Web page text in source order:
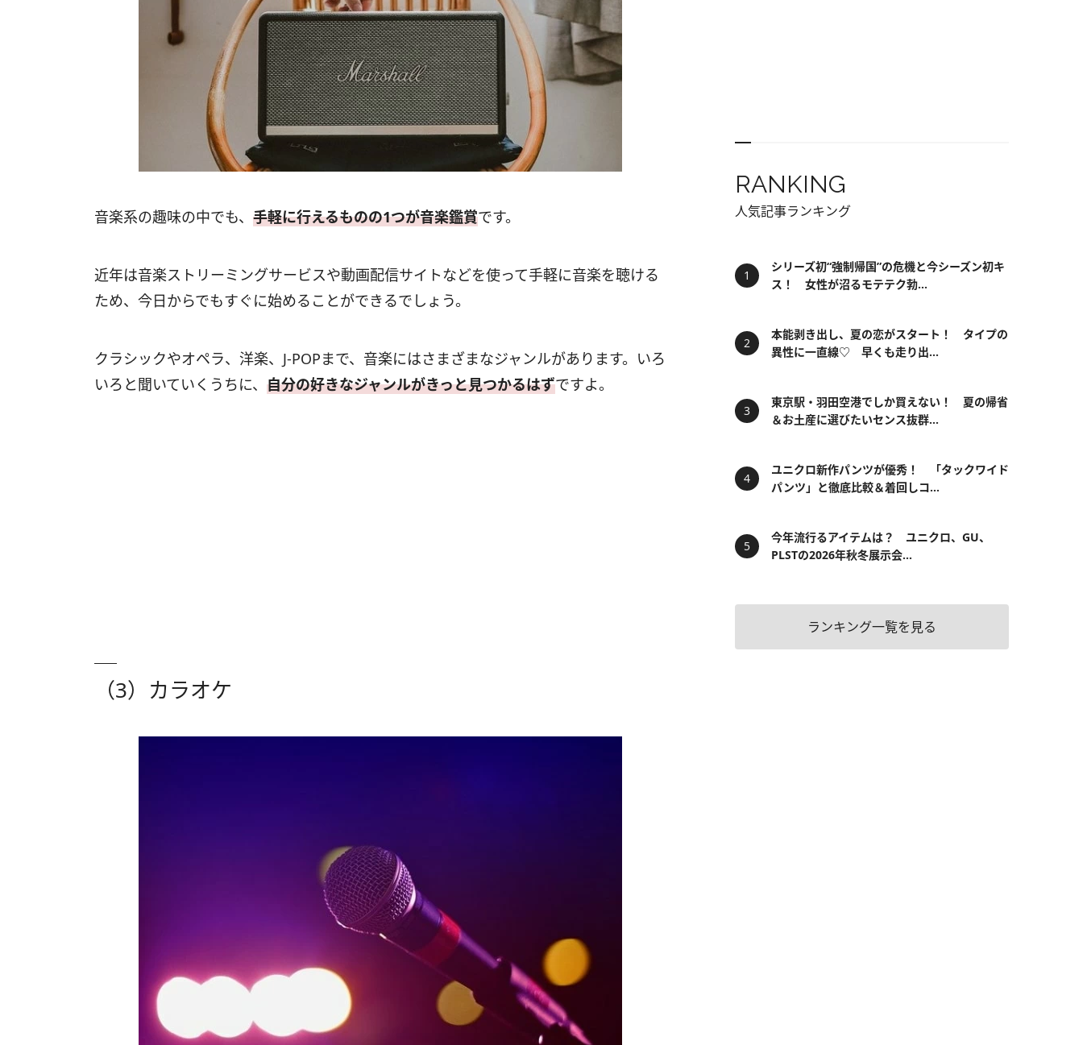
音楽系の趣味の中でも、 手軽に行えるものの1つが音楽鑑賞です。
近年は音楽ストリーミングサービスや動画配信サイトなどを使って手軽に音楽を聴ける
ため、今日からでもすぐに始めることができるでしょう。
クラシックやオペラ、洋楽、J-POPまで、音楽にはさまざまなジャンルがあります。いろ
いろと聞いていくうちに、 自分の好きなジャンルがきっと見つかるはずですよ。
（3）カラオケ
RANKING
人気記事ランキング
シリーズ初“強制帰国”の危機と今シーズン初キ
ス！ 女性が沼るモテテク勃...
本能剥き出し、夏の恋がスタート！ タイプの
異性に一直線♡ 早くも走り出...
東京駅・羽田空港でしか買えない！ 夏の帰省
＆お土産に選びたいセンス抜群...
ユニクロ新作パンツが優秀！ 「タックワイド
パンツ」と徹底比較＆着回しコ...
今年流行るアイテムは？ ユニクロ、GU、
PLSTの2026年秋冬展示会...
ランキング一覧を見る